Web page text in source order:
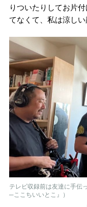
りついたりしてお片
てなくて、私は涼しい
テレビ収録前は友達に手伝
─ここちいいとこ』）